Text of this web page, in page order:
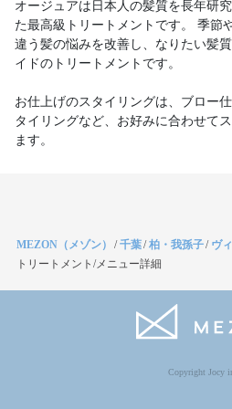
オージュアは日本人の髪質を長年研
た最高級トリートメントです。 季節
違う髪の悩みを改善し、なりたい髪
イドのトリートメントです。
お仕上げのスタイリングは、ブロー
タイリングなど、お好みに合わせて
ます。
MEZON（メゾン） /千葉/柏・我孫子/ ヴ
トリートメント/メニュー詳細
Copyright Jocy